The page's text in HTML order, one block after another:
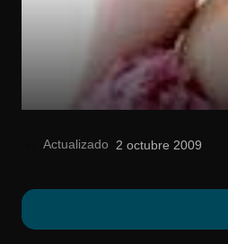
Actualizado 2 octubre 2009